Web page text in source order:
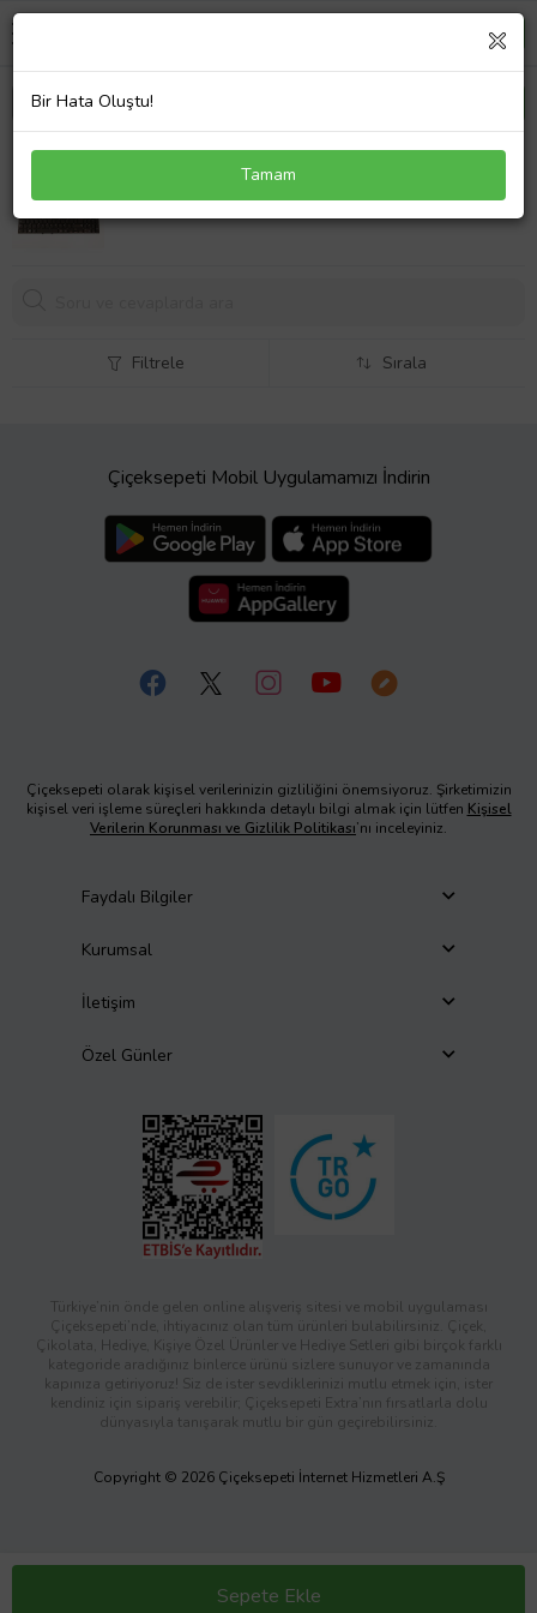
Samsung M50NS1D Klavye Türkçe Siyah
868,57 TL
Sepete Ekle
Filtrele Sırala
Çiçeksepeti Mobil Uygulamamızı İndirin
Çiçeksepeti olarak kişisel verilerinizin gizliliğini önemsiyoruz. Şirketimizin
kişisel veri işleme süreçleri hakkında detaylı bilgi almak için lütfen Kişisel
Verilerin Korunması ve Gizlilik Politikası’nı inceleyiniz.
Faydalı Bilgiler
Kurumsal
İletişim
Özel Günler
Türkiye’nin önde gelen online alışveriş sitesi ve mobil uygulaması
Çiçeksepeti’nde, ihtiyacınız olan tüm ürünleri bulabilirsiniz. Çiçek,
Çikolata, Hediye, Kişiye Özel Ürünler ve Hediye Setleri gibi birçok farklı
kategoride aradığınız binlerce ürünü sizlere sunuyor ve zamanında
kapınıza getiriyoruz! Siz de ister sevdiklerinizi mutlu etmek için, ister
kendiniz için sipariş verebilir; Çiçeksepeti Extra’nın fırsatlarla dolu
dünyasıyla tanışarak mutlu bir gün geçirebilirsiniz.
Copyright © 2026 Çiçeksepeti İnternet Hizmetleri A.Ş
Bir Hata Oluştu!
Tamam